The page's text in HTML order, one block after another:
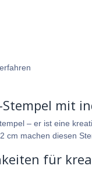
mit
– er ist eine
cm machen diesen
für